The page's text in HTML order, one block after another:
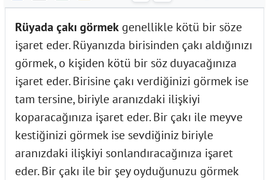
Rüyada çakı görmek genellikle kötü bir söze
işaret eder. Rüyanızda birisinden çakı aldığınızı
görmek, o kişiden kötü bir söz duyacağınıza
işaret eder. Birisine çakı verdiğinizi görmek ise
tam tersine, biriyle aranızdaki ilişkiyi
koparacağınıza işaret eder. Bir çakı ile meyve
kestiğinizi görmek ise sevdiğiniz biriyle
aranızdaki ilişkiyi sonlandıracağınıza işaret
eder. Bir çakı ile bir şey oyduğunuzu görmek